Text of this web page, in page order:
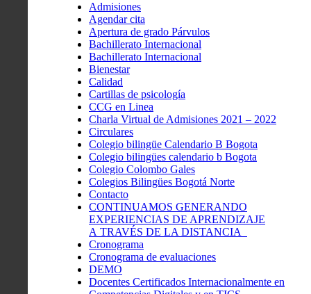
Admisiones
Agendar cita
Apertura de grado Párvulos
Bachillerato Internacional
Bachillerato Internacional
Bienestar
Calidad
Cartillas de psicología
CCG en Linea
Charla Virtual de Admisiones 2021 – 2022
Circulares
Colegio bilingüe Calendario B Bogota
Colegio bilingües calendario b Bogota
Colegio Colombo Gales
Colegios Bilingües Bogotá Norte
Contacto
CONTINUAMOS GENERANDO
EXPERIENCIAS DE APRENDIZAJE
A TRAVÉS DE LA DISTANCIA
Cronograma
Cronograma de evaluaciones
DEMO
Docentes Certificados Internacionalmente en